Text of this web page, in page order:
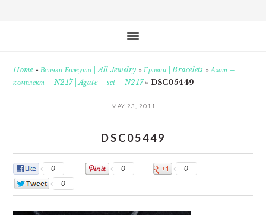
Home»Всички Бижута | All Jewelry »Гривни | Bracelets »Ахат –
комплект – N217 | Agate – set – N217» DSC05449
MAY 23, 2011
DSC05449
0 0
0
0